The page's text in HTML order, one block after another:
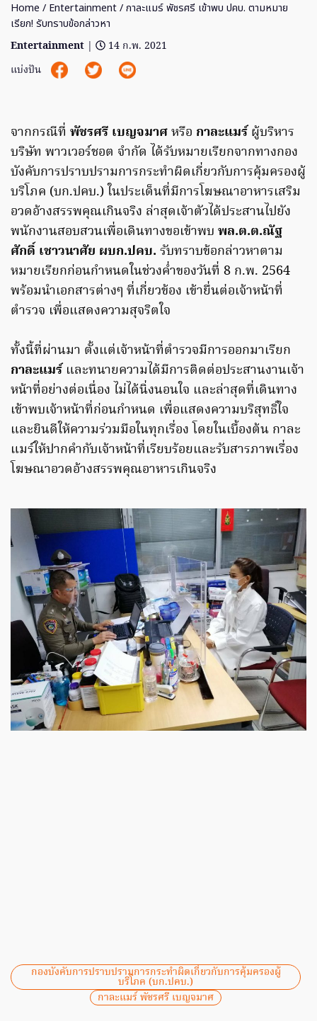
Home / Entertainment/ กาละแมร์ พัชรศรี เข้าพบ ปคบ. ตามหมาย
เรียก! รับทราบข้อกล่าวหา
Entertainment |
14 ก.พ. 2021
แบ่งปัน
จากกรณีที่ พัชรศรี เบญจมาศหรือ กาละแมร์ผู้บริหาร
บริษัท พาวเวอร์ชอต จำกัด ได้รับหมายเรียกจากทางกอง
บังคับการปราบปรามการกระทำผิดเกี่ยวกับการคุ้มครองผู้
บริโภค (บก.ปคบ.) ในประเด็นที่มีการโฆษณาอาหารเสริม
อวดอ้างสรรพคุณเกินจริง ล่าสุดเจ้าตัวได้ประสานไปยัง
พนักงานสอบสวนเพื่อเดินทางขอเข้าพบ พล.ต.ต.ณัฐ
ศักดิ์ เชาวนาศัย ผบก.ปคบ. รับทราบข้อกล่าวหาตาม
หมายเรียกก่อนกำหนดในช่วงค่ำของวันที่ 8 ก.พ. 2564
พร้อมนำเอกสารต่างๆ ที่เกี่ยวข้อง เข้ายื่นต่อเจ้าหน้าที่
ตำรวจ เพื่อแสดงความสุจริตใจ
ทั้งนี้ที่ผ่านมา ตั้งแต่เจ้าหน้าที่ตำรวจมีการออกมาเรียก
กาละแมร์ และทนายความได้มีการติดต่อประสานงานเจ้า
หน้าที่อย่างต่อเนื่อง ไม่ได้นิ่งนอนใจ และล่าสุดที่เดินทาง
เข้าพบเจ้าหน้าที่ก่อนกำหนด เพื่อแสดงความบริสุทธิ์ใจ
และยินดีให้ความร่วมมือในทุกเรื่อง โดยในเบื้องต้น กาละ
แมร์ให้ปากคำกับเจ้าหน้าที่เรียบร้อยและรับสารภาพเรื่อง
โฆษณาอวดอ้างสรรพคุณอาหารเกินจริง
กองบังคับการปราบปรามการกระทำผิดเกี่ยวกับการคุ้มครองผู้
บริโภค (บก.ปคบ.)
กาละแมร์ พัชรศรี เบญจมาศ